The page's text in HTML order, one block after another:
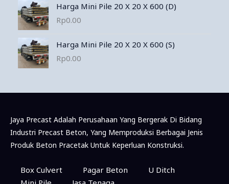
Harga Mini Pile 20 X 20 X 600 (D)
Rp0.00
Harga Mini Pile 20 X 20 X 600 (S)
Rp0.00
Jaya Precast Adalah Perusahaan Yang Bergerak Di Bidang
Industri Precast Beton, Yang Memproduksi Berbagai Jenis
Produk Beton Pracetak Untuk Keperluan Konstruksi.
Box Culvert Pagar Beton
U Ditch